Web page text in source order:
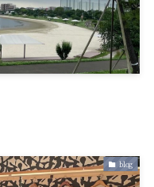
blog